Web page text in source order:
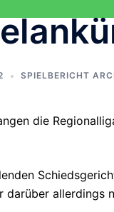
SPIELBERICHT
die
darüber allerdings